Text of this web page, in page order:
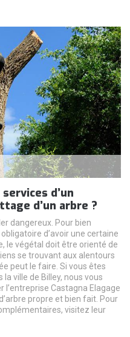
d’un
d’un arbre ?
dangereux. Pour bien
d’avoir une certaine
le végétal doit être orienté de
se trouvant aux alentours
peut le faire. Si vous êtes
ville de Billey, nous vous
l’entreprise Castagna Elagage
propre et bien fait. Pour
visitez leur